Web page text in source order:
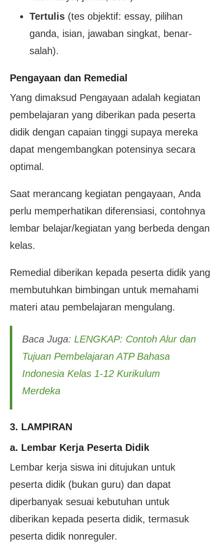
Tertulis (tes objektif: essay, pilihan
ganda, isian, jawaban singkat, benar-
salah).
Pengayaan dan Remedial
Yang dimaksud Pengayaan adalah kegiatan
pembelajaran yang diberikan pada peserta
didik dengan capaian tinggi supaya mereka
dapat mengembangkan potensinya secara
optimal.
Saat merancang kegiatan pengayaan, Anda
perlu memperhatikan diferensiasi, contohnya
lembar belajar/kegiatan yang berbeda dengan
kelas.
Remedial diberikan kepada peserta didik yang
membutuhkan bimbingan untuk memahami
materi atau pembelajaran mengulang.
Baca Juga: LENGKAP: Contoh Alur dan
Tujuan Pembelajaran ATP Bahasa
Indonesia Kelas 1-12 Kurikulum
Merdeka
3. LAMPIRAN
a. Lembar Kerja Peserta Didik
Lembar kerja siswa ini ditujukan untuk
peserta didik (bukan guru) dan dapat
diperbanyak sesuai kebutuhan untuk
diberikan kepada peserta didik, termasuk
peserta didik nonreguler.